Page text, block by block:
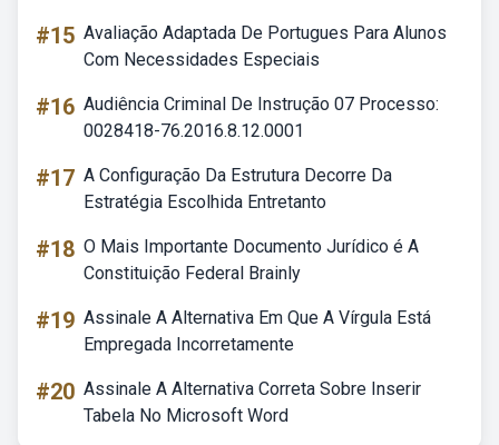
#15 Avaliação Adaptada De Portugues Para Alunos
Com Necessidades Especiais
#16 Audiência Criminal De Instrução 07 Processo:
0028418-76.2016.8.12.0001
#17 A Configuração Da Estrutura Decorre Da
Estratégia Escolhida Entretanto
#18 O Mais Importante Documento Jurídico é A
Constituição Federal Brainly
#19 Assinale A Alternativa Em Que A Vírgula Está
Empregada Incorretamente
#20 Assinale A Alternativa Correta Sobre Inserir
Tabela No Microsoft Word